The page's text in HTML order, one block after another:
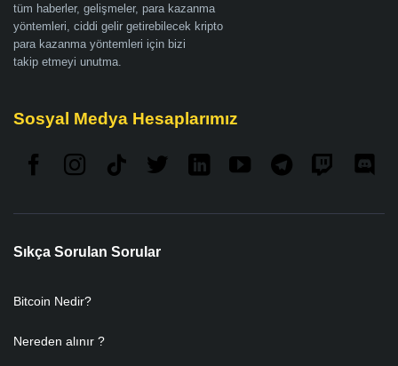
tüm haberler, gelişmeler, para kazanma
yöntemleri, ciddi gelir getirebilecek kripto
para kazanma yöntemleri için bizi
takip etmeyi unutma.
Sosyal Medya Hesaplarımız
Sıkça Sorulan Sorular
Bitcoin Nedir?
Nereden alınır ?